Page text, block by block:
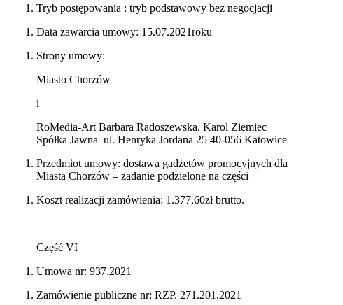
Tryb postępowania : tryb podstawowy bez negocjacji
Data zawarcia umowy: 15.07.2021roku
Strony umowy:
Miasto Chorzów
i
RoMedia-Art Barbara Radoszewska, Karol Ziemiec
Spółka Jawna ul. Henryka Jordana 25 40-056 Katowice
Przedmiot umowy: dostawa gadżetów promocyjnych dla
Miasta Chorzów – zadanie podzielone na części
Koszt realizacji zamówienia: 1.377,60zł brutto.
Część VI
Umowa nr: 937.2021
Zamówienie publiczne nr: RZP. 271.201.2021